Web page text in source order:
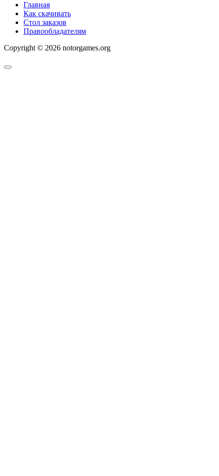
Главная
Как скачивать
Стол заказов
Правообладателям
Copyright © 2026 notorgames.org
Scroll